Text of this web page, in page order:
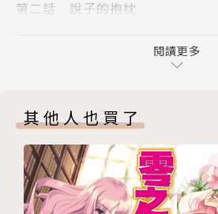
第二話 說子的抱枕
閱讀更多
其他人也買了